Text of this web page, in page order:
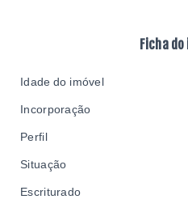
Ficha do
Idade do imóvel
Incorporação
Perfil
Situação
Escriturado